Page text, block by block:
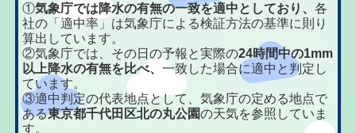
①気象庁では降水の有無の一致を適中としており、各
社の「適中率」は気象庁による検証方法の基準に則り
算出しています。
②気象庁では、その日の予報と実際の24時間中の1mm
以上降水の有無を比べ、一致した場合に適中と判定し
ています。
③適中判定の代表地点として、気象庁の定める地点で
ある東京都千代田区北の丸公園の天気を参照していま
す。